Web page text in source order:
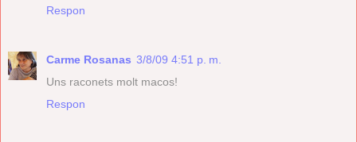
Respon
Carme Rosanas 3/8/09 4:51 p. m.
Uns raconets molt macos!
Respon